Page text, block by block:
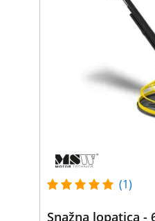
(1)
Snažna lopatica -